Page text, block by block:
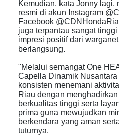
Kemudian, kata Jonny lagi,
resmi di akun Instagram
Facebook
juga terpantau sangat
impresi positif dari
berlangsung.
"Melalui semangat One
Capella Dinamik
konsisten menemani
Riau dengan
berkualitas tinggi serta
prima guna mewujudkan
berkendara yang aman
tuturnya.